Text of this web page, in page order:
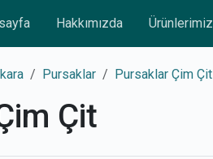
Hakkımızda Ürünlerimiz
Pursaklar Pursaklar Çim Çit
Çit